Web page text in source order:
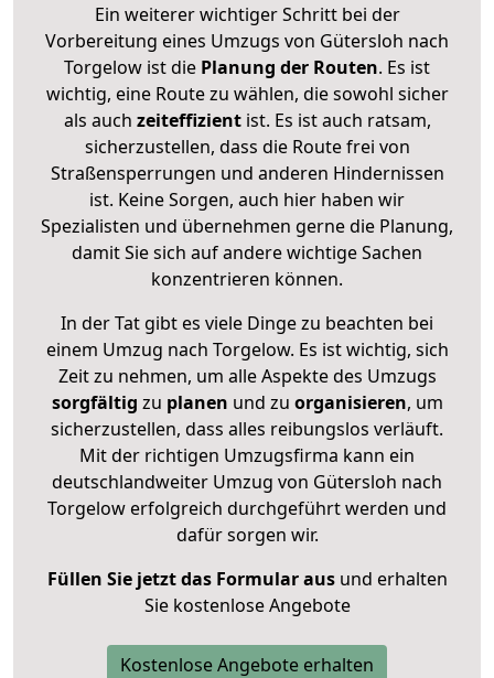
Ein weiterer wichtiger Schritt bei der
Vorbereitung eines Umzugs von Gütersloh nach
Torgelow ist die Planung der Routen. Es ist
wichtig, eine Route zu wählen, die sowohl sicher
als auch zeiteffizientist. Es ist auch ratsam,
sicherzustellen, dass die Route frei von
Straßensperrungen und anderen Hindernissen
ist. Keine Sorgen, auch hier haben wir
Spezialisten und übernehmen gerne die Planung,
damit Sie sich auf andere wichtige Sachen
konzentrieren können.
In der Tat gibt es viele Dinge zu beachten bei
einem Umzug nach Torgelow. Es ist wichtig, sich
Zeit zu nehmen, um alle Aspekte des Umzugs
sorgfältig zu planen und zu organisieren, um
sicherzustellen, dass alles reibungslos verläuft.
Mit der richtigen Umzugsfirma kann ein
deutschlandweiter Umzug von Gütersloh nach
Torgelow erfolgreich durchgeführt werden und
dafür sorgen wir.
Füllen Sie jetzt das Formular ausund erhalten
Sie kostenlose Angebote
Kostenlose Angebote erhalten